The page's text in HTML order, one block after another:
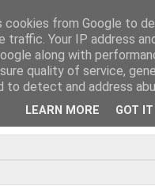
cookies from Google to
traffic. Your IP address
along with
quality of service,
to detect and address
LEARN MORE GOT IT